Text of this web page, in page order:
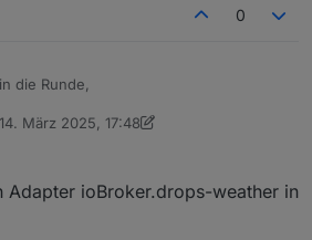
0
die Runde,
eigentlich noch jemand um den Drops-
14. März 2025, 17:48
von mcm1957
Adapter ioBroker.drops-weather in